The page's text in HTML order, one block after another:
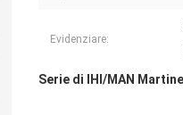
Evidenziare:
Serie di IHI/MAN